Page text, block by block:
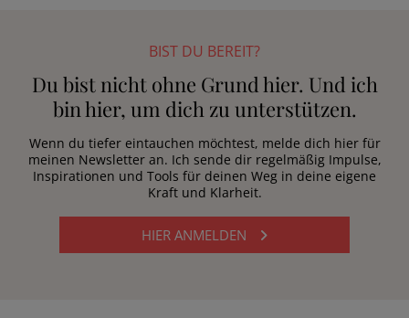
BIST DU BEREIT?
Du bist nicht ohne Grund hier. Und ich
bin hier, um dich zu unterstützen.
Wenn du tiefer eintauchen möchtest, melde dich hier für
meinen Newsletter an. Ich sende dir regelmäßig Impulse,
Inspirationen und Tools für deinen Weg in deine eigene
Kraft und Klarheit.
HIER ANMELDEN